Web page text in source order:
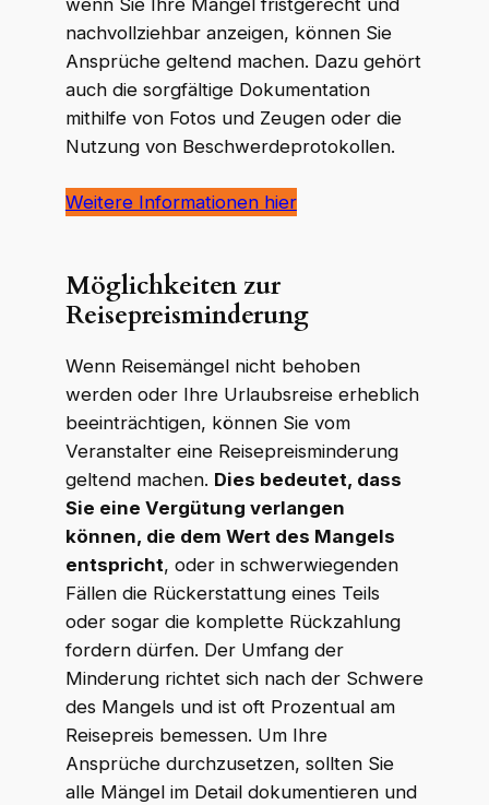
wenn Sie Ihre Mängel fristgerecht und
nachvollziehbar anzeigen, können Sie
Ansprüche geltend machen. Dazu gehört
auch die sorgfältige Dokumentation
mithilfe von Fotos und Zeugen oder die
Nutzung von Beschwerdeprotokollen.
Weitere Informationen hier
Möglichkeiten zur
Reisepreisminderung
Wenn Reisemängel nicht behoben
werden oder Ihre Urlaubsreise erheblich
beeinträchtigen, können Sie vom
Veranstalter eine Reisepreisminderung
geltend machen. Dies bedeutet, dass
Sie eine Vergütung verlangen
können, die dem Wert des Mangels
entspricht, oder in schwerwiegenden
Fällen die Rückerstattung eines Teils
oder sogar die komplette Rückzahlung
fordern dürfen. Der Umfang der
Minderung richtet sich nach der Schwere
des Mangels und ist oft Prozentual am
Reisepreis bemessen. Um Ihre
Ansprüche durchzusetzen, sollten Sie
alle Mängel im Detail dokumentieren und